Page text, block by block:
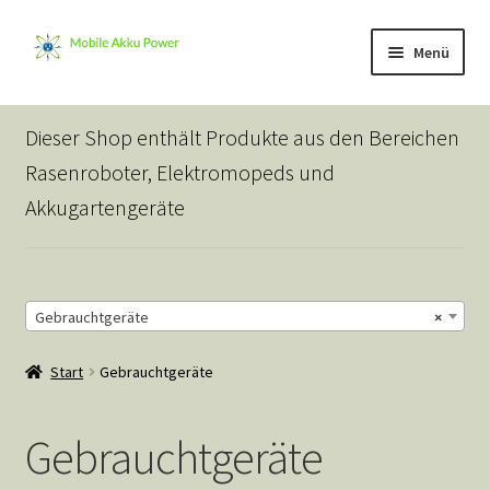
Zur
Navigation
Zum
Inhalt
Menü
Start
AGB
Automower Ersatzteile
Blog
Echtheit von Bewertungen
Dieser Shop enthält Produkte aus den Bereichen
Rasenroboter, Elektromopeds und
Akkugartengeräte
×
Gebrauchtgeräte
Start Gebrauchtgeräte
Gebrauchtgeräte